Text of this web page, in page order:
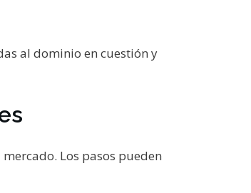
al dominio en cuestión y
Los pasos pueden